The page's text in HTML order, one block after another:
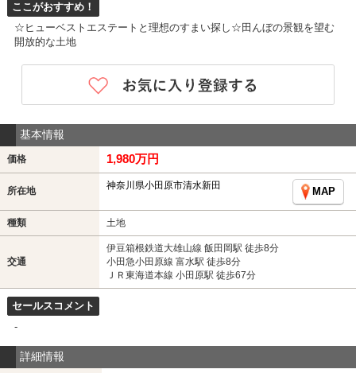
ここがおすすめ！
☆ヒューベストエステートと理想のすまい探し☆田んぼの景観を望む
開放的な土地
基本情報
価格 1,980万円
所在地 神奈川県小田原市清水新田
MAP
種類 土地
交通
伊豆箱根鉄道大雄山線 飯田岡駅 徒歩8分
小田急小田原線 富水駅 徒歩8分
ＪＲ東海道本線 小田原駅 徒歩67分
セールスコメント
-
詳細情報